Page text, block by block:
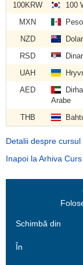
100KRW
100
MXN
NZD
RSD
UAH
AED
Arabe
THB
Detalii despre
Inapoi la Arhiva
Schimbă din
În